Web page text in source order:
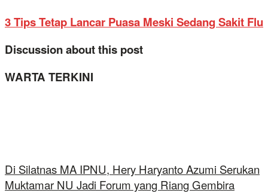
3 Tips Tetap Lancar Puasa Meski Sedang Sakit Flu
Discussion about this post
WARTA TERKINI
Di Silatnas MA IPNU, Hery Haryanto Azumi Serukan
Muktamar NU Jadi Forum yang Riang Gembira